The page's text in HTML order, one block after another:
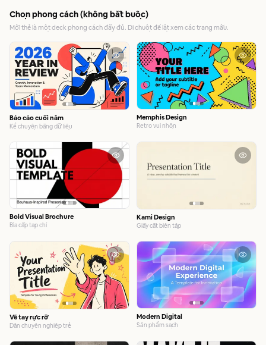
Chọn phong cách (không bắt buộc)
Mỗi thẻ là một deck phong cách đầy đủ. Di chuột để lật xem các trang mẫu.
Báo cáo cuối năm
Kể chuyện bằng dữ liệu
Memphis Design
Retro vui nhộn
Bold Visual Brochure
Bìa cấp tạp chí
Kami Design
Giấy cắt biên tập
Vẽ tay rực rỡ
Dân chuyên nghiệp trẻ
Modern Digital
Sản phẩm sạch